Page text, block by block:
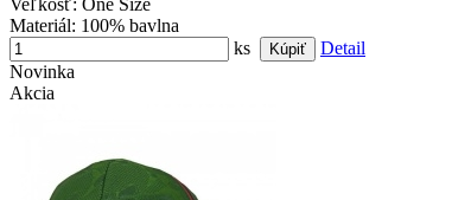
Veľkosť: One Size
Materiál: 100% bavlna
ks
Detail
Novinka
Akcia